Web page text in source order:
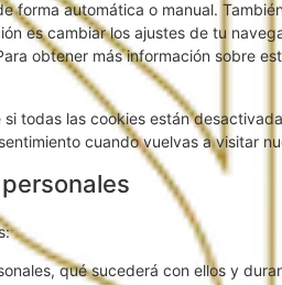
forma automática o manual.
es cambiar los ajustes de tu
obtener más información sobre
todas las cookies están
cuando vuelvas a visitar
qué sucederá con ellos y